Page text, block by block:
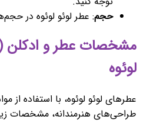
حجم: عطر لوئو لوئوه در
لوئوه
عطرهای لوئو لوئوه، با استفاده از
طراحی‌های هنرمندانه، مشخصات زیر